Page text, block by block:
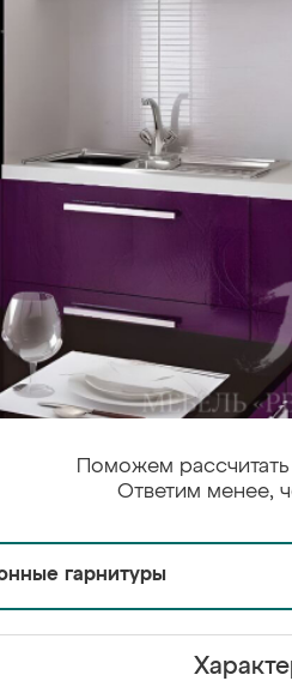
Поможем
Ответим менее,
гарнитуры